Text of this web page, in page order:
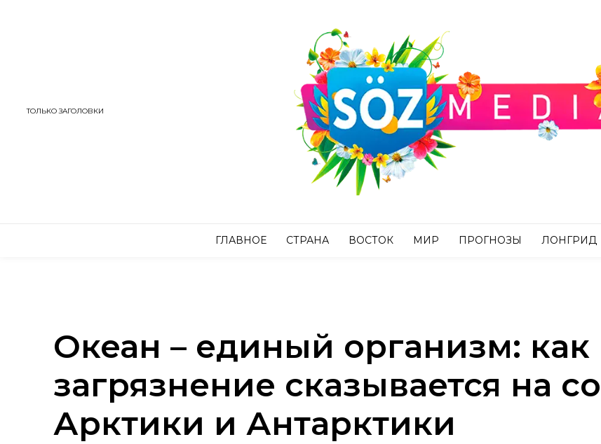
ТОЛЬКО ЗАГОЛОВКИ
ГЛАВНОЕ СТРАНА ВОСТОК МИР ПРОГНОЗЫ ЛОНГРИД
Океан – единый организм: как
загрязнение сказывается на
Арктики и Антарктики